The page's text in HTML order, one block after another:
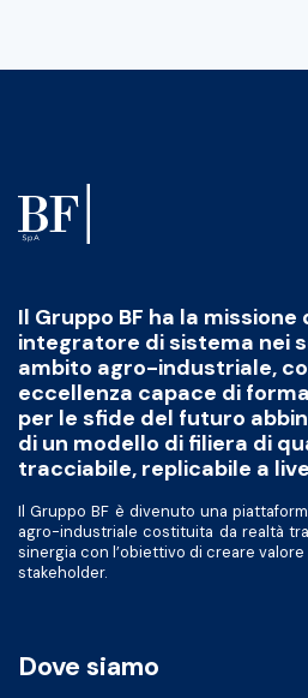
Il Gruppo BF ha la
integratore di sistema nei
ambito agro-industriale,
eccellenza capace di
per le sfide del futuro
di un modello di filiera di
tracciabile, replicabile a
Il Gruppo BF è divenuto una
agro-industriale costituita da realtà
sinergia con l’obiettivo di creare
stakeholder.
Dove siamo